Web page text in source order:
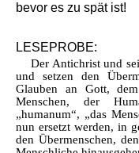
bevor es zu spät ist!
LESEPROBE:
Der Antichrist und
und setzen den
Glauben an Gott,
Menschen, der
„humanum“, „das
nun ersetzt werden, in
den Übermenschen,